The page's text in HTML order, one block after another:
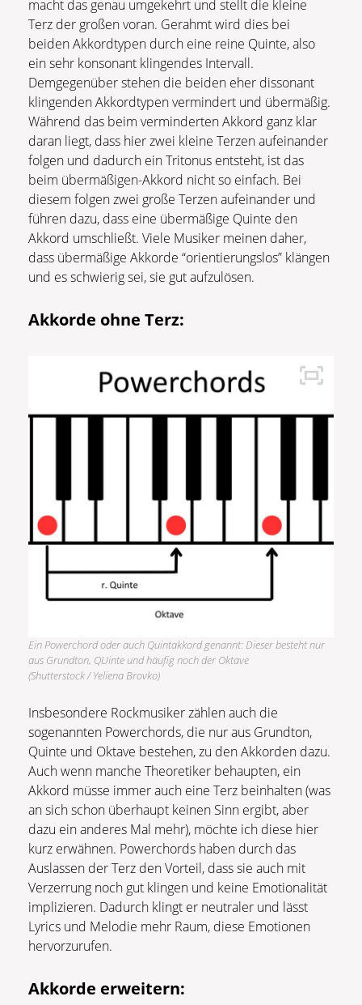
macht das genau umgekehrt und stellt die kleine
Terz der großen voran. Gerahmt wird dies bei
beiden Akkordtypen durch eine reine Quinte, also
ein sehr konsonant klingendes Intervall.
Demgegenüber stehen die beiden eher dissonant
klingenden Akkordtypen vermindert und übermäßig.
Während das beim verminderten Akkord ganz klar
daran liegt, dass hier zwei kleine Terzen aufeinander
folgen und dadurch ein Tritonus entsteht, ist das
beim übermäßigen-Akkord nicht so einfach. Bei
diesem folgen zwei große Terzen aufeinander und
führen dazu, dass eine übermäßige Quinte den
Akkord umschließt. Viele Musiker meinen daher,
dass übermäßige Akkorde “orientierungslos” klängen
und es schwierig sei, sie gut aufzulösen.
Akkorde ohne Terz:
Ein Powerchord oder auch Quintakkord genannt: Dieser besteht nur
aus Grundton, QUinte und häufig noch der Oktave
(Shutterstock / Yeliena Brovko)
Insbesondere Rockmusiker zählen auch die
sogenannten Powerchords, die nur aus Grundton,
Quinte und Oktave bestehen, zu den Akkorden dazu.
Auch wenn manche Theoretiker behaupten, ein
Akkord müsse immer auch eine Terz beinhalten (was
an sich schon überhaupt keinen Sinn ergibt, aber
dazu ein anderes Mal mehr), möchte ich diese hier
kurz erwähnen. Powerchords haben durch das
Auslassen der Terz den Vorteil, dass sie auch mit
Verzerrung noch gut klingen und keine Emotionalität
implizieren. Dadurch klingt er neutraler und lässt
Lyrics und Melodie mehr Raum, diese Emotionen
hervorzurufen.
Akkorde erweitern: